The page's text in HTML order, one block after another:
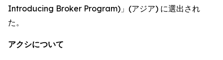
Introducing Broker Program)」(アジア) に選出され
た。
アクシについて